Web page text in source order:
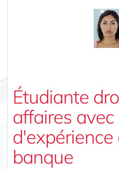
Étudiante
affaires
d'expérience
banque